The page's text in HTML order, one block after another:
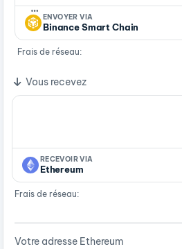
…
ENVOYER VIA
Binance Smart Chain
Frais de réseau:
Vous recevez
RECEVOIR VIA
Ethereum
Frais de réseau:
Votre adresse Ethereum